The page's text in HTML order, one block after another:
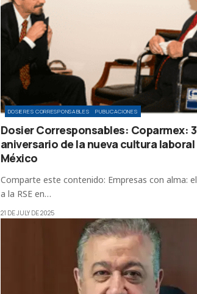
DOSIERES CORRESPONSABLES PUBLICACIONES
Dosier Corresponsables: Coparmex:
aniversario de la nueva cultura laboral
México
Comparte este contenido: Empresas con alma:
a la RSE en…
21 DE JULY DE 2025